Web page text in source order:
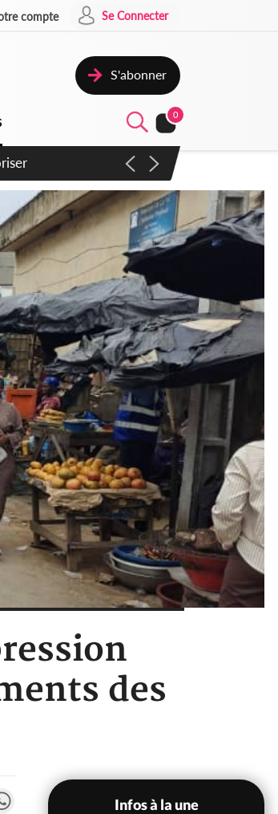
compte Se Connecter
S'abonner
0
au respect
des
WhatsApp
Infos à la une